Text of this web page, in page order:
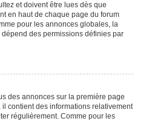
et doivent être lues dès que
en haut de chaque page du forum
pour les annonces globales, la
des permissions définies par
des annonces sur la première page
contient des informations relativement
régulièrement. Comme pour les